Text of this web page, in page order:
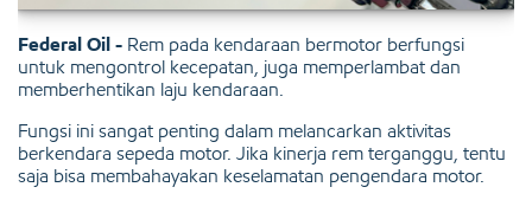
Federal Oil - Rem pada kendaraan bermotor berfungsi
untuk mengontrol kecepatan, juga memperlambat dan
memberhentikan laju kendaraan.
Fungsi ini sangat penting dalam melancarkan aktivitas
berkendara sepeda motor. Jika kinerja rem terganggu, tentu
saja bisa membahayakan keselamatan pengendara motor.